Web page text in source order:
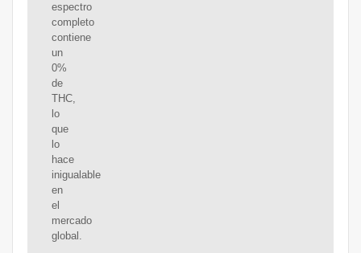
espectro
completo
contiene
un
0%
de
THC,
lo
que
lo
hace
inigualable
en
el
mercado
global.